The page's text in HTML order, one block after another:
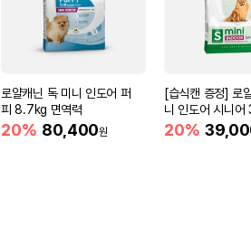
로얄캐닌 독 미니 인도어 퍼
피 8.7kg 면역력
20% 80,400원
[습식캔 증정] 로
니 인도어 시니어
움
20%